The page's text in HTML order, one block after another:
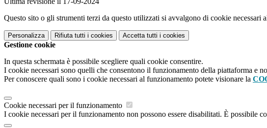
Questo sito o gli strumenti terzi da questo utilizzati si avvalgono di cookie
Personalizza Rifiuta tutti i cookies Accetta tutti i cookies
Gestione cookie
In questa schermata è possibile scegliere quali cookie consentire.
I cookie necessari sono quelli che consentono il funzionamento della piattaforma e
Per conoscere quali sono i cookie necessari al funzionamento potete visionare la
Cookie necessari per il funzionamento
I cookie necessari per il funzionamento non possono essere disabilitati. È possibile